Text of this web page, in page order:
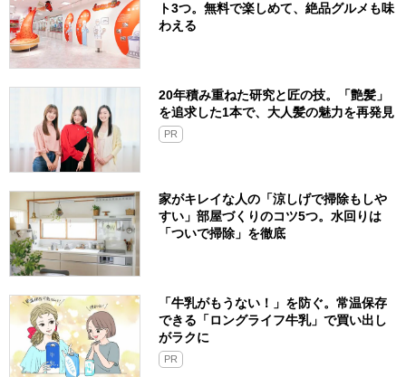
ト3つ。無料で楽しめて、絶品グルメも味
わえる
20年積み重ねた研究と匠の技。「艶髪」
を追求した1本で、大人髪の魅力を再発見
PR
家がキレイな人の「涼しげで掃除もしや
すい」部屋づくりのコツ5つ。水回りは
「ついで掃除」を徹底
「牛乳がもうない！」を防ぐ。常温保存
できる「ロングライフ牛乳」で買い出し
がラクに
PR